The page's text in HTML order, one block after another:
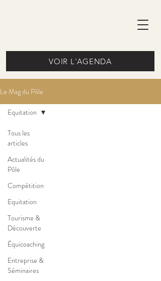
VOIR L'AGENDA
Le Mag du Pôle
Tous les
articles
Actualités du
Pôle
Compétition
Equitation
Tourisme &
Découverte
Équicoaching
Entreprise &
Séminaires
Equitation